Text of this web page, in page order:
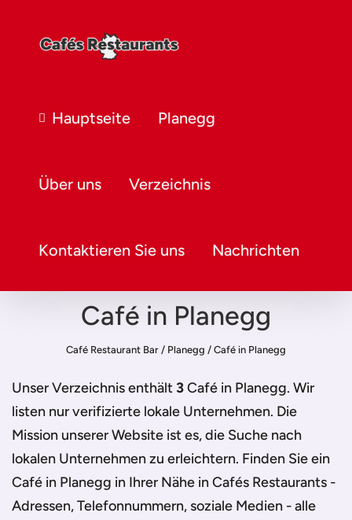
Hauptseite Planegg
Über uns Verzeichnis
Kontaktieren Sie uns Nachrichten
Café in Planegg
Café Restaurant Bar / Planegg / Café in Planegg
Unser Verzeichnis enthält3Café in Planegg. Wir
listen nur verifizierte lokale Unternehmen. Die
Mission unserer Website ist es, die Suche nach
lokalen Unternehmen zu erleichtern. Finden Sie ein
Café in Planegg in Ihrer Nähe in Cafés Restaurants -
Adressen, Telefonnummern, soziale Medien - alle